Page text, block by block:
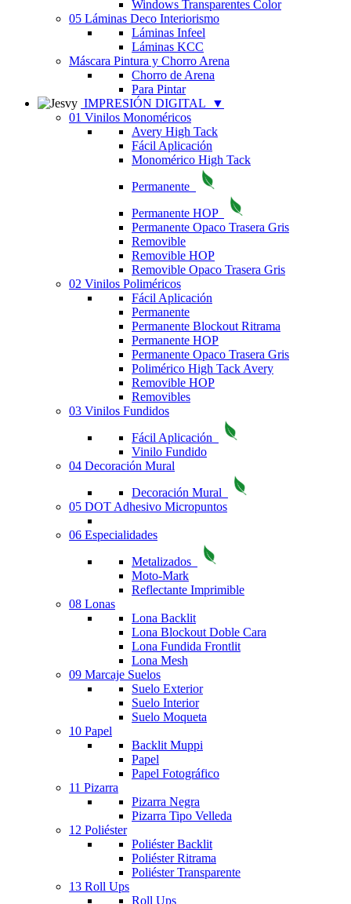
Windows Transparentes Color
05 Láminas Deco Interiorismo
Láminas Infeel
Láminas KCC
Máscara Pintura y Chorro Arena
Chorro de Arena
Para Pintar
IMPRESIÓN DIGITAL
▼
01 Vinilos Monoméricos
Avery High Tack
Fácil Aplicación
Monomérico High Tack
Permanente
Permanente HOP
Permanente Opaco Trasera Gris
Removible
Removible HOP
Removible Opaco Trasera Gris
02 Vinilos Poliméricos
Fácil Aplicación
Permanente
Permanente Blockout Ritrama
Permanente HOP
Permanente Opaco Trasera Gris
Polimérico High Tack Avery
Removible HOP
Removibles
03 Vinilos Fundidos
Fácil Aplicación
Vinilo Fundido
04 Decoración Mural
Decoración Mural
05 DOT Adhesivo Micropuntos
06 Especialidades
Metalizados
Moto-Mark
Reflectante Imprimible
08 Lonas
Lona Backlit
Lona Blockout Doble Cara
Lona Fundida Frontlit
Lona Mesh
09 Marcaje Suelos
Suelo Exterior
Suelo Interior
Suelo Moqueta
10 Papel
Backlit Muppi
Papel
Papel Fotográfico
11 Pizarra
Pizarra Negra
Pizarra Tipo Velleda
12 Poliéster
Poliéster Backlit
Poliéster Ritrama
Poliéster Transparente
13 Roll Ups
Roll Ups